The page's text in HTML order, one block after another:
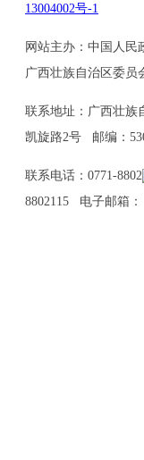
13004002号-1
网站主办：中国人民
广西壮族自治区委员
联系地址：广西壮族
凯旋路2号 邮编：
联系电话：0771-
8802115 电子邮箱：